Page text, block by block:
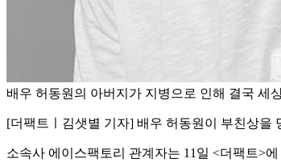
배우 허동원의 아버지가 지병으로 인해 결국 세
[더팩트ㅣ김샛별 기자] 배우 허동원이 부친상을
소속사 에이스팩토리 관계자는 11일 <더팩트>